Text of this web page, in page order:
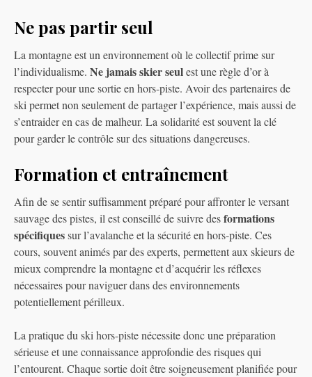
Ne pas partir seul
La montagne est un environnement où le collectif prime sur
l’individualisme. Ne jamais skier seulest une règle d’or à
respecter pour une sortie en hors-piste. Avoir des partenaires de
ski permet non seulement de partager l’expérience, mais aussi de
s’entraider en cas de malheur. La solidarité est souvent la clé
pour garder le contrôle sur des situations dangereuses.
Formation et entraînement
Afin de se sentir suffisamment préparé pour affronter le versant
sauvage des pistes, il est conseillé de suivre desformations
spécifiquessur l’avalanche et la sécurité en hors-piste. Ces
cours, souvent animés par des experts, permettent aux skieurs de
mieux comprendre la montagne et d’acquérir les réflexes
nécessaires pour naviguer dans des environnements
potentiellement périlleux.
La pratique du ski hors-piste nécessite donc une préparation
sérieuse et une connaissance approfondie des risques qui
l’entourent. Chaque sortie doit être soigneusement planifiée pour